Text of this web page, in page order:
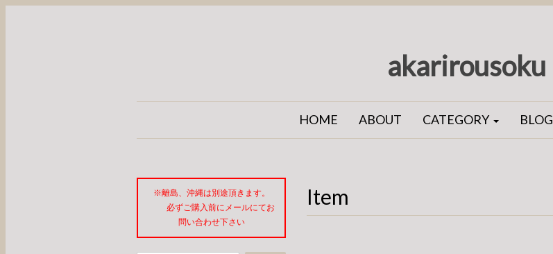
akarirousoku
HOME ABOUT CATEGORY BLOG
Item
※離島、沖縄は別途頂きます。
必ずご購入前にメールにてお
問い合わせ下さい